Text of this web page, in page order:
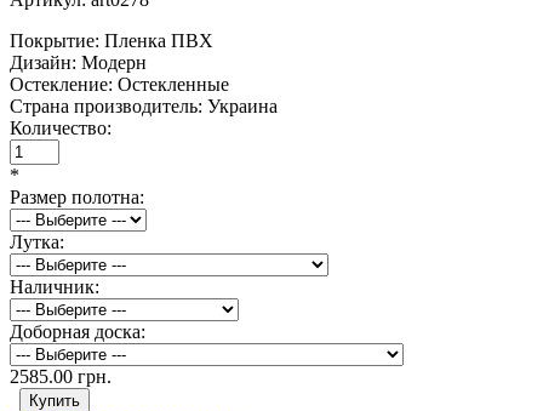
Покрытие: Пленка ПВХ
Дизайн: Модерн
Остекление: Остекленные
Страна производитель: Украина
Количество:
*
Размер полотна:
Лутка:
Наличник:
Доборная доска:
2585.00 грн.